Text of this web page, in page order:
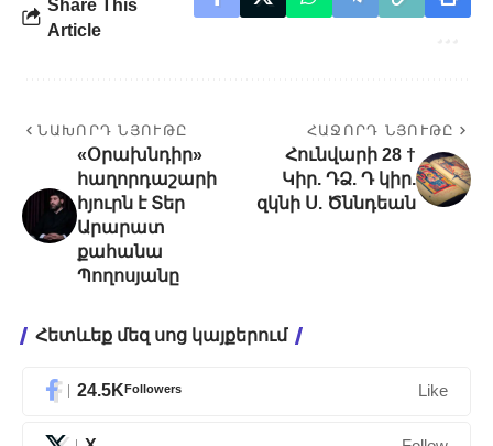
Share This
Article
ՆԱԽՈՐԴ ՆՅՈՒԹԸ
«Օրախնդիր»
հաղորդաշարի
հյուրն է Տեր
Արարատ
քահանա
Պողոսյանը
ՀԱՋՈՐԴ ՆՅՈՒԹԸ
Հունվարի 28 †
Կիր. ԴՁ. Դ կիր.
զկնի Ս. Ծննդեան
Հետևեք մեզ սոց կայքերում
24.5KFollowers Like